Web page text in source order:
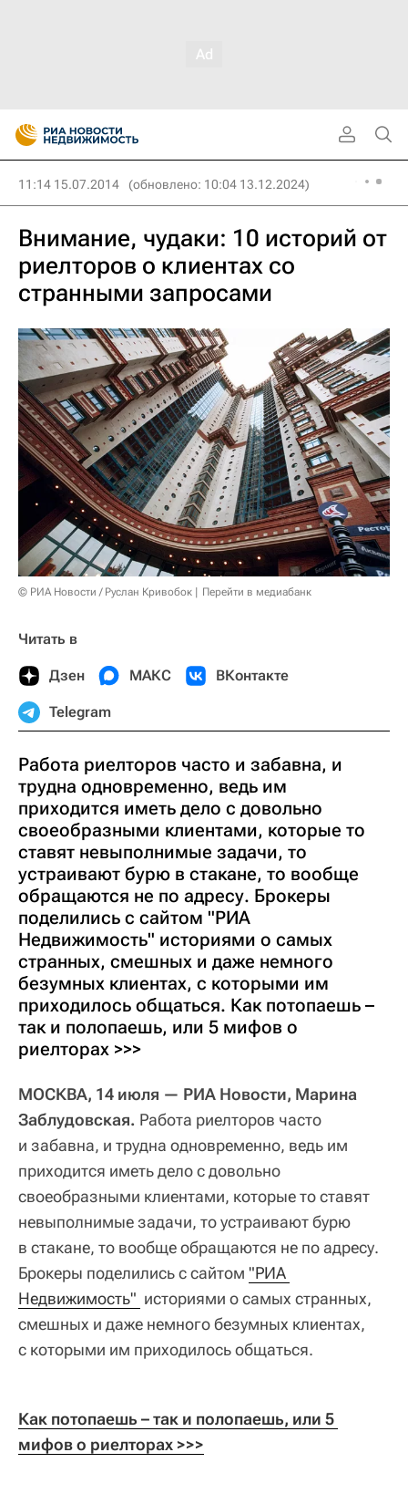
11:14 15.07.2014 (обновлено: 10:04 13.12.2024)
Внимание, чудаки: 10 историй от
риелторов о клиентах со
странными запросами
© РИА Новости / Руслан Кривобок Перейти в медиабанк
Читать в
Дзен МАКС ВКонтакте
Telegram
Работа риелторов часто и забавна, и
трудна одновременно, ведь им
приходится иметь дело с довольно
своеобразными клиентами, которые то
ставят невыполнимые задачи, то
устраивают бурю в стакане, то вообще
обращаются не по адресу. Брокеры
поделились с сайтом "РИА
Недвижимость" историями о самых
странных, смешных и даже немного
безумных клиентах, с которыми им
приходилось общаться. Как потопаешь –
так и полопаешь, или 5 мифов о
риелторах >>>
МОСКВА, 14 июля — РИА Новости, Марина
Заблудовская. Работа риелторов часто
и забавна, и трудна одновременно, ведь им
приходится иметь дело с довольно
своеобразными клиентами, которые то ставят
невыполнимые задачи, то устраивают бурю
в стакане, то вообще обращаются не по адресу.
Брокеры поделились с сайтом "РИА
Недвижимость" историями о самых странных,
смешных и даже немного безумных клиентах,
с которыми им приходилось общаться.
Как потопаешь – так и полопаешь, или 5
мифов о риелторах >>>